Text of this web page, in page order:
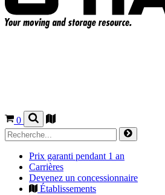
0
Prix garanti pendant 1 an
Carrières
Devenez un concessionnaire
Établissements